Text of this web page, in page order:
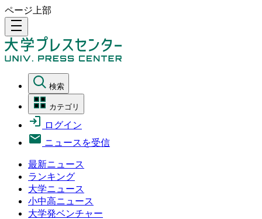
ページ上部
density_medium
検索
カテゴリ
ログイン
ニュースを受信
最新ニュース
ランキング
大学ニュース
小中高ニュース
大学発ベンチャー